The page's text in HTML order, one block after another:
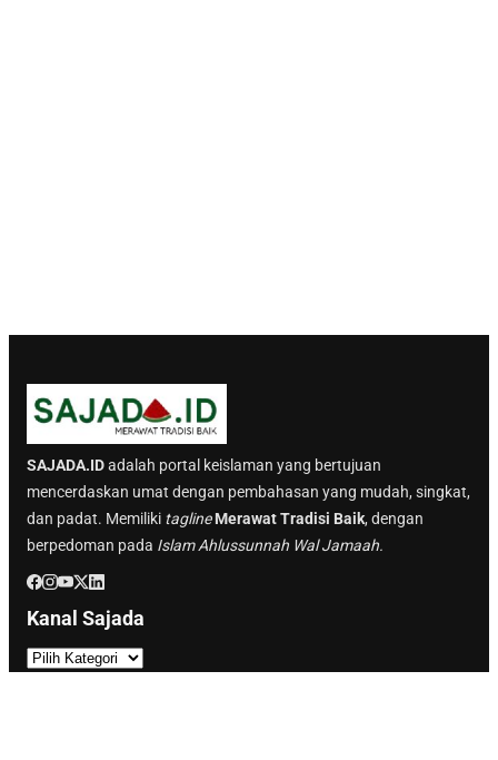
SAJADA.IDadalah portal keislaman yang bertujuan
mencerdaskan umat dengan pembahasan yang mudah, singkat,
dan padat. Memiliki tagline Merawat Tradisi Baik, dengan
berpedoman pada Islam Ahlussunnah Wal Jamaah.
Kanal Sajada
K
a